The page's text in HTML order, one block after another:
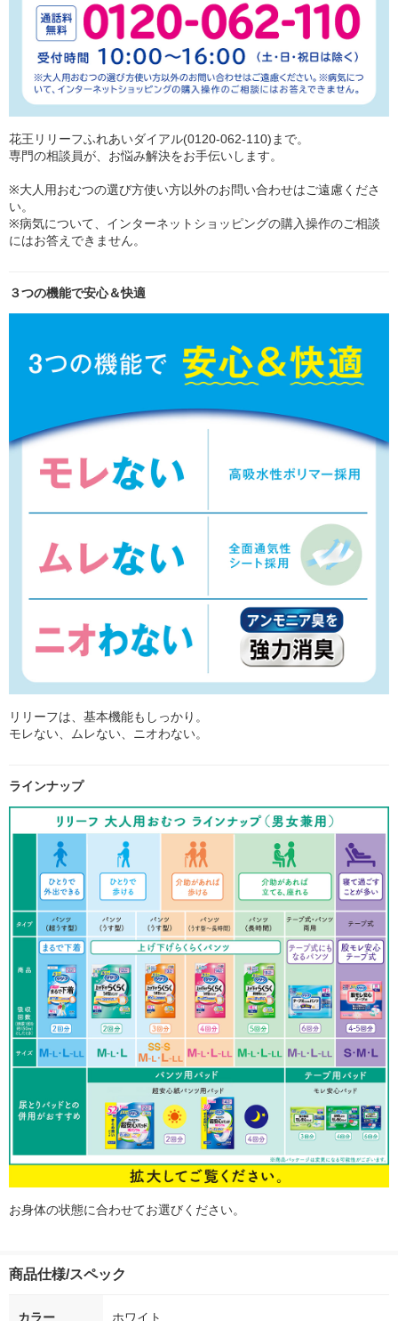
花王リリーフふれあいダイアル(0120-062-110)まで。
専門の相談員が、お悩み解決をお手伝いします。
※大人用おむつの選び方使い方以外のお問い合わせはご遠慮くださ
い。
※病気について、インターネットショッピングの購入操作のご相談
にはお答えできません。
３つの機能で安心＆快適
リリーフは、基本機能もしっかり。
モレない、ムレない、ニオわない。
ラインナップ
お身体の状態に合わせてお選びください。
商品仕様/スペック
カラー ホワイト